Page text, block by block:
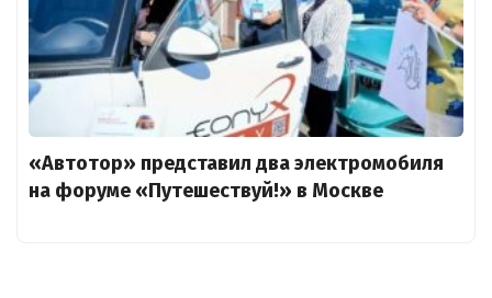
«Автотор» представил два электромобиля
на форуме «Путешествуй!» в Москве